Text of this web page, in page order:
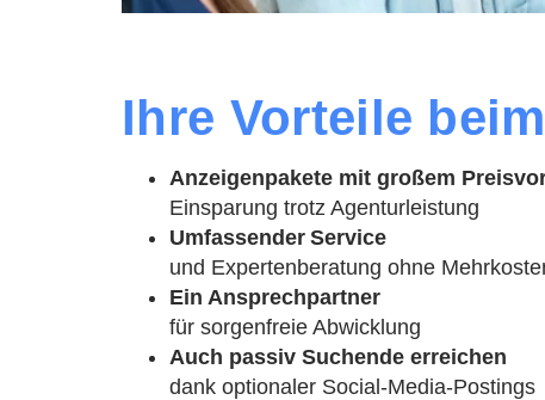
Ihre Vorteile
Anzeigenpakete mit großem
Einsparung trotz Agenturleistung
Umfassender Service
und Expertenberatung ohne
Ein Ansprechpartner
für sorgenfreie Abwicklung
Auch passiv Suchende erreichen
dank optionaler Social-Media-Postings